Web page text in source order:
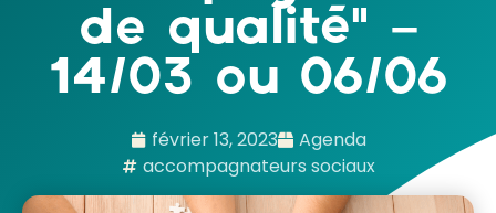
de qualité” –
14/03 ou 06/06
février 13, 2023
Agenda
accompagnateurs sociaux